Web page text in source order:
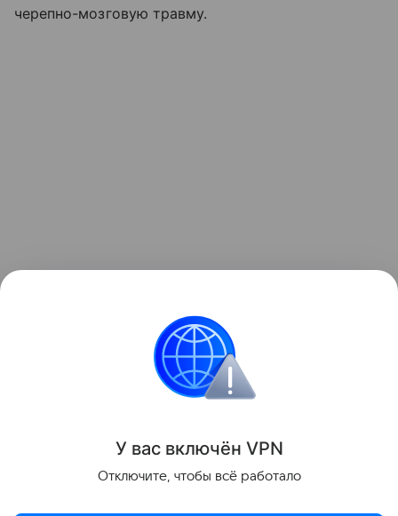
черепно-мозговую травму.
Поделиться
У вас включён VPN
Отключите, чтобы всё работало